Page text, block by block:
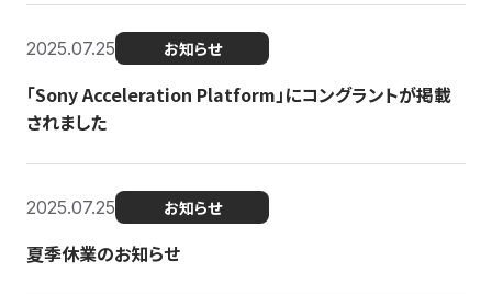
2025.07.25 お知らせ
「Sony Acceleration Platform」にコングラントが掲載
されました
2025.07.25 お知らせ
夏季休業のお知らせ